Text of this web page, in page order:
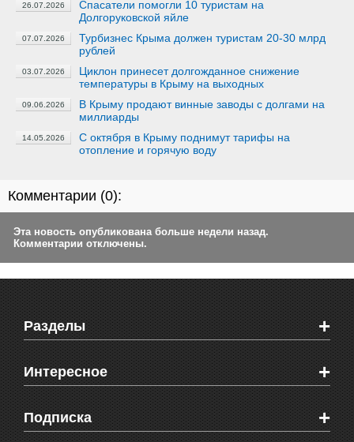
26.07.2026
Спасатели помогли 10 туристам на
Долгоруковской яйле
07.07.2026
Турбизнес Крыма должен туристам 20-30 млрд
рублей
03.07.2026
Циклон принесет долгожданное снижение
температуры в Крыму на выходных
09.06.2026
В Крыму продают винные заводы с долгами на
миллиарды
14.05.2026
С октября в Крыму поднимут тарифы на
отопление и горячую воду
Комментарии (0):
Эта новость опубликована больше недели назад.
Комментарии отключены.
Разделы +
Новости Феодосии
Новости Крыма
Мировые новости
Объявления
Интересное +
Видео о Феодосии
Веб-камеры Феодосии
Подписка +